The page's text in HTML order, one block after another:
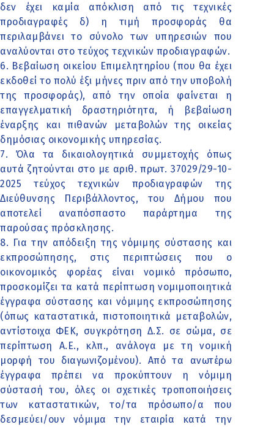
δεν έχει καμία απόκλιση από τις τεχνικές
προδιαγραφές δ) η τιμή προσφοράς θα
περιλαμβάνει το σύνολο των υπηρεσιών που
αναλύονται στο τεύχος τεχνικών προδιαγραφών.
6. Βεβαίωση οικείου Επιμελητηρίου (που θα έχει
εκδοθεί το πολύ έξι μήνες πριν από την υποβολή
της προσφοράς), από την οποία φαίνεται η
επαγγελματική δραστηριότητα, ή βεβαίωση
έναρξης και πιθανών μεταβολών της οικείας
δημόσιας οικονομικής υπηρεσίας.
7. Όλα τα δικαιολογητικά συμμετοχής όπως
αυτά ζητούνται στο με αριθ. πρωτ. 37029/29-10-
2025 τεύχος τεχνικών προδιαγραφών της
Διεύθυνσης Περιβάλλοντος, του Δήμου που
αποτελεί αναπόσπαστο παράρτημα της
παρούσας πρόσκλησης.
8. Για την απόδειξη της νόμιμης σύστασης και
εκπροσώπησης, στις περιπτώσεις που ο
οικονομικός φορέας είναι νομικό πρόσωπο,
προσκομίζει τα κατά περίπτωση νομιμοποιητικά
έγγραφα σύστασης και νόμιμης εκπροσώπησης
(όπως καταστατικά, πιστοποιητικά μεταβολών,
αντίστοιχα ΦΕΚ, συγκρότηση Δ.Σ. σε σώμα, σε
περίπτωση Α.Ε., κλπ., ανάλογα με τη νομική
μορφή του διαγωνιζομένου). Από τα ανωτέρω
έγγραφα πρέπει να προκύπτουν η νόμιμη
σύστασή του, όλες οι σχετικές τροποποιήσεις
των καταστατικών, το/τα πρόσωπο/α που
δεσμεύει/ουν νόμιμα την εταιρία κατά την